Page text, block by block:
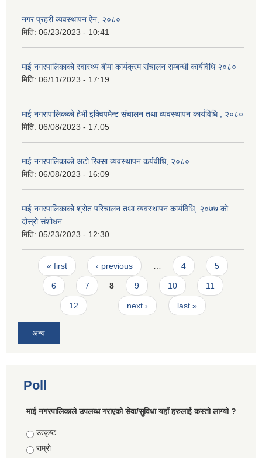
नगर प्रहरी व्यवस्थापन ऐन, २०८०
मिति: 06/23/2023 - 10:41
माई नगरपालिकाको स्वास्थ्य बीमा कार्यक्रम संचालन सम्बन्धी कार्यविधि २०८०
मिति: 06/11/2023 - 17:19
माई नगरापालिकको हेभी इक्विपमेन्ट संचालन तथा व्यवस्थापन कार्यविधि , २०८०
मिति: 06/08/2023 - 17:05
माई नगरपालिकाको अटो रिक्सा व्यवस्थापन कर्यवीधि, २०८०
मिति: 06/08/2023 - 16:09
माई नगरपालिकाको श्रोत परिचालन तथा व्यवस्थापन कार्यविधि, २०७७ को
दोस्रो संशोधन
मिति: 05/23/2023 - 12:30
Pages
« first ‹ previous … 4 5
6 7 8 9 10 11
12 … next › last »
अन्य
Poll
माई नगरपालिकाले उपलब्ध गराएको सेवा/सुविधा यहाँ हरुलाई कस्तो लाग्यो ?
Choices
उत्कृष्ट
राम्रो